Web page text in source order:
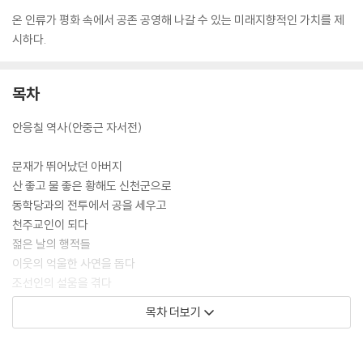
온 인류가 평화 속에서 공존 공영해 나갈 수 있는 미래지향적인 가치를 제
시하다.
목차
안응칠 역사(안중근 자서전)
문재가 뛰어났던 아버지
산 좋고 물 좋은 황해도 신천군으로
동학당과의 전투에서 공을 세우고
천주교인이 되다
젊은 날의 행적들
이웃의 억울한 사연을 돕다
조선인의 설움을 겪다
큰 뜻을 세우다
목차 더보기